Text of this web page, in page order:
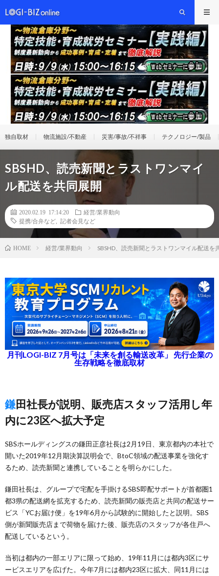
独自取材 物流施設/不動産 災害/事故/不祥事 テクノロジー/製品
SBSHD、読売新聞とラストワンマイ
ル配送を共同展開
2020.02.19 17:14:20
経営/業界動向
提携/合弁など
記者会見など
HOME 経営/業界動向 SBSHD、読売新聞とラストワンマイル配送を
月刊LOGI-BIZ 7月号は「未来を創る輸送改革」 先行企業の
生存戦略を徹底取材
鎌田社長が説明、販売店スタッフ活用し年
内に23区へ拡大予定
SBSホールディングスの鎌田正彦社長は2月19日、東京都内の本社で
開いた2019年12月期決算説明会で、BtoC領域の配送事業を強化す
るため、読売新聞と連携していることを明らかにした。
鎌田社長は、グループで宅配を手掛けるSBS即配サポートが首都圏1
都3県の配送網を拡充するため、読売新聞の販売店と共同の配送サー
ビス「YCお届け便」を19年6月から試験的に開始したと説明。SBS
側が新聞販売店まで荷物を届けた後、販売店のスタッフが各住戸へ
配送しているという。
当初は都内の一部エリアに限って始め、19年11月には都内3区にサ
ービスエリアを広げた。今年7月には都内23区に拡大、同11月には